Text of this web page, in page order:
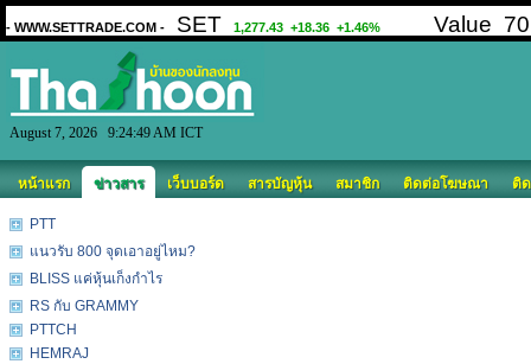
August 7, 2026 9:24:49 AM ICT
หน้าแรก ข่าวสาร เว็บบอร์ด สารบัญหุ้น สมาชิก ติดต่อโฆษณา ติ
PTT
แนวรับ 800 จุดเอาอยู่ไหม?
BLISS แค่หุ้นเก็งกำไร
RS กับ GRAMMY
PTTCH
HEMRAJ